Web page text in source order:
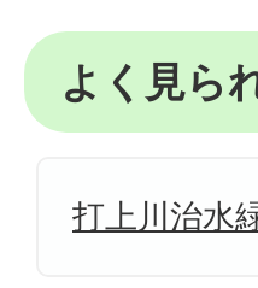
よく見ら
打上川治水